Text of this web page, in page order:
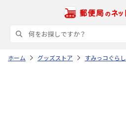
ホーム グッズストア すみっコぐらし